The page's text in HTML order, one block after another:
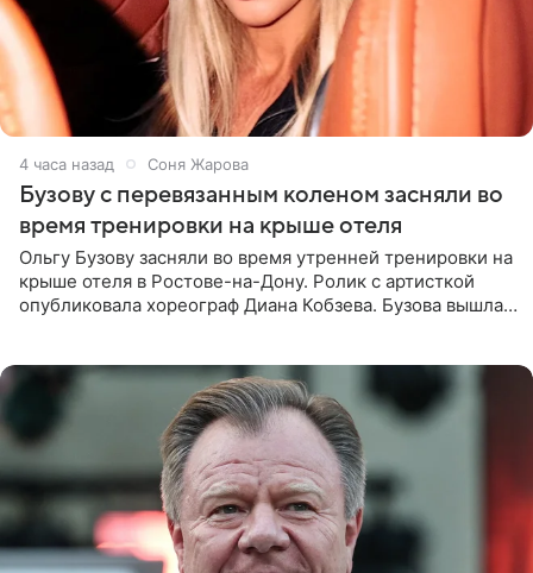
4 часа назад Соня Жарова
Бузову с перевязанным коленом засняли во
время тренировки на крыше отеля
Ольгу Бузову засняли во время утренней тренировки на
крыше отеля в Ростове-на-Дону. Ролик с артисткой
опубликовала хореограф Диана Кобзева. Бузова вышла